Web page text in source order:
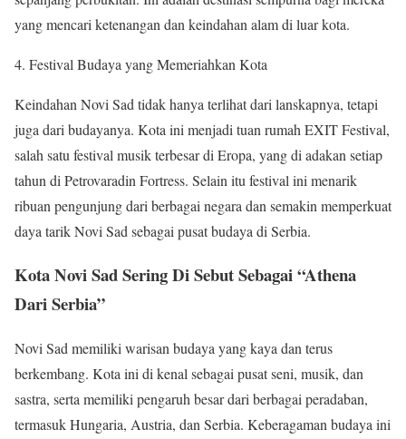
yang mencari ketenangan dan keindahan alam di luar kota.
Festival Budaya yang Memeriahkan Kota
Keindahan Novi Sad tidak hanya terlihat dari lanskapnya, tetapi
juga dari budayanya. Kota ini menjadi tuan rumah EXIT Festival,
salah satu festival musik terbesar di Eropa, yang di adakan setiap
tahun di Petrovaradin Fortress. Selain itu festival ini menarik
ribuan pengunjung dari berbagai negara dan semakin memperkuat
daya tarik Novi Sad sebagai pusat budaya di Serbia.
Kota Novi Sad Sering Di Sebut Sebagai “Athena
Dari Serbia”
Novi Sad memiliki warisan budaya yang kaya dan terus
berkembang. Kota ini di kenal sebagai pusat seni, musik, dan
sastra, serta memiliki pengaruh besar dari berbagai peradaban,
termasuk Hungaria, Austria, dan Serbia. Keberagaman budaya ini